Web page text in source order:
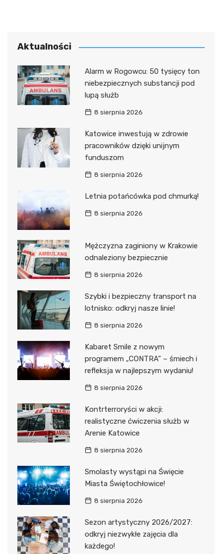
Aktualności
Alarm w Rogowcu: 50 tysięcy ton
niebezpiecznych substancji pod
lupą służb
8 sierpnia 2026
Katowice inwestują w zdrowie
pracowników dzięki unijnym
funduszom
8 sierpnia 2026
Letnia potańcówka pod chmurką!
8 sierpnia 2026
Mężczyzna zaginiony w Krakowie
odnaleziony bezpiecznie
8 sierpnia 2026
Szybki i bezpieczny transport na
lotnisko: odkryj nasze linie!
8 sierpnia 2026
Kabaret Smile z nowym
programem „CONTRA” – śmiech i
refleksja w najlepszym wydaniu!
8 sierpnia 2026
Kontrterroryści w akcji:
realistyczne ćwiczenia służb w
Arenie Katowice
8 sierpnia 2026
Smolasty wystąpi na Święcie
Miasta Świętochłowice!
8 sierpnia 2026
Sezon artystyczny 2026/2027:
odkryj niezwykłe zajęcia dla
każdego!